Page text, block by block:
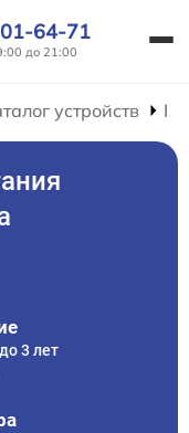
64-71
до 21:00
устройств
3 лет